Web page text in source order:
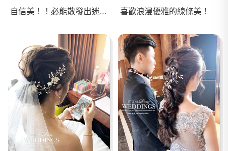
自信美！！必能散發出迷人氣質 喜歡浪漫優雅的線條美！